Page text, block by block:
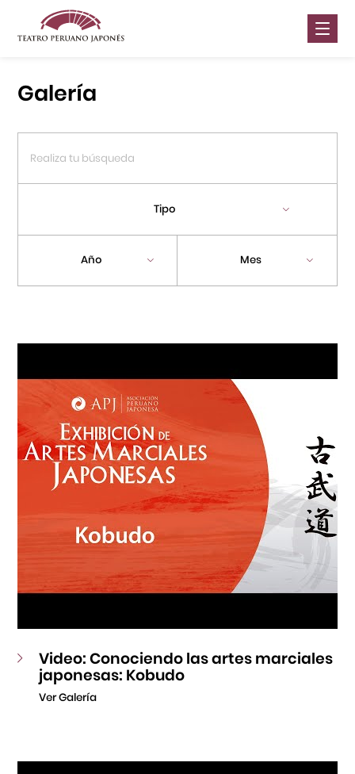
Centro Cultural Peruano Japonés
Teatro Peruano Japonés
Galería
Tipo
Año Mes
Video: Conociendo las artes marciales
japonesas: Kobudo
Ver Galería